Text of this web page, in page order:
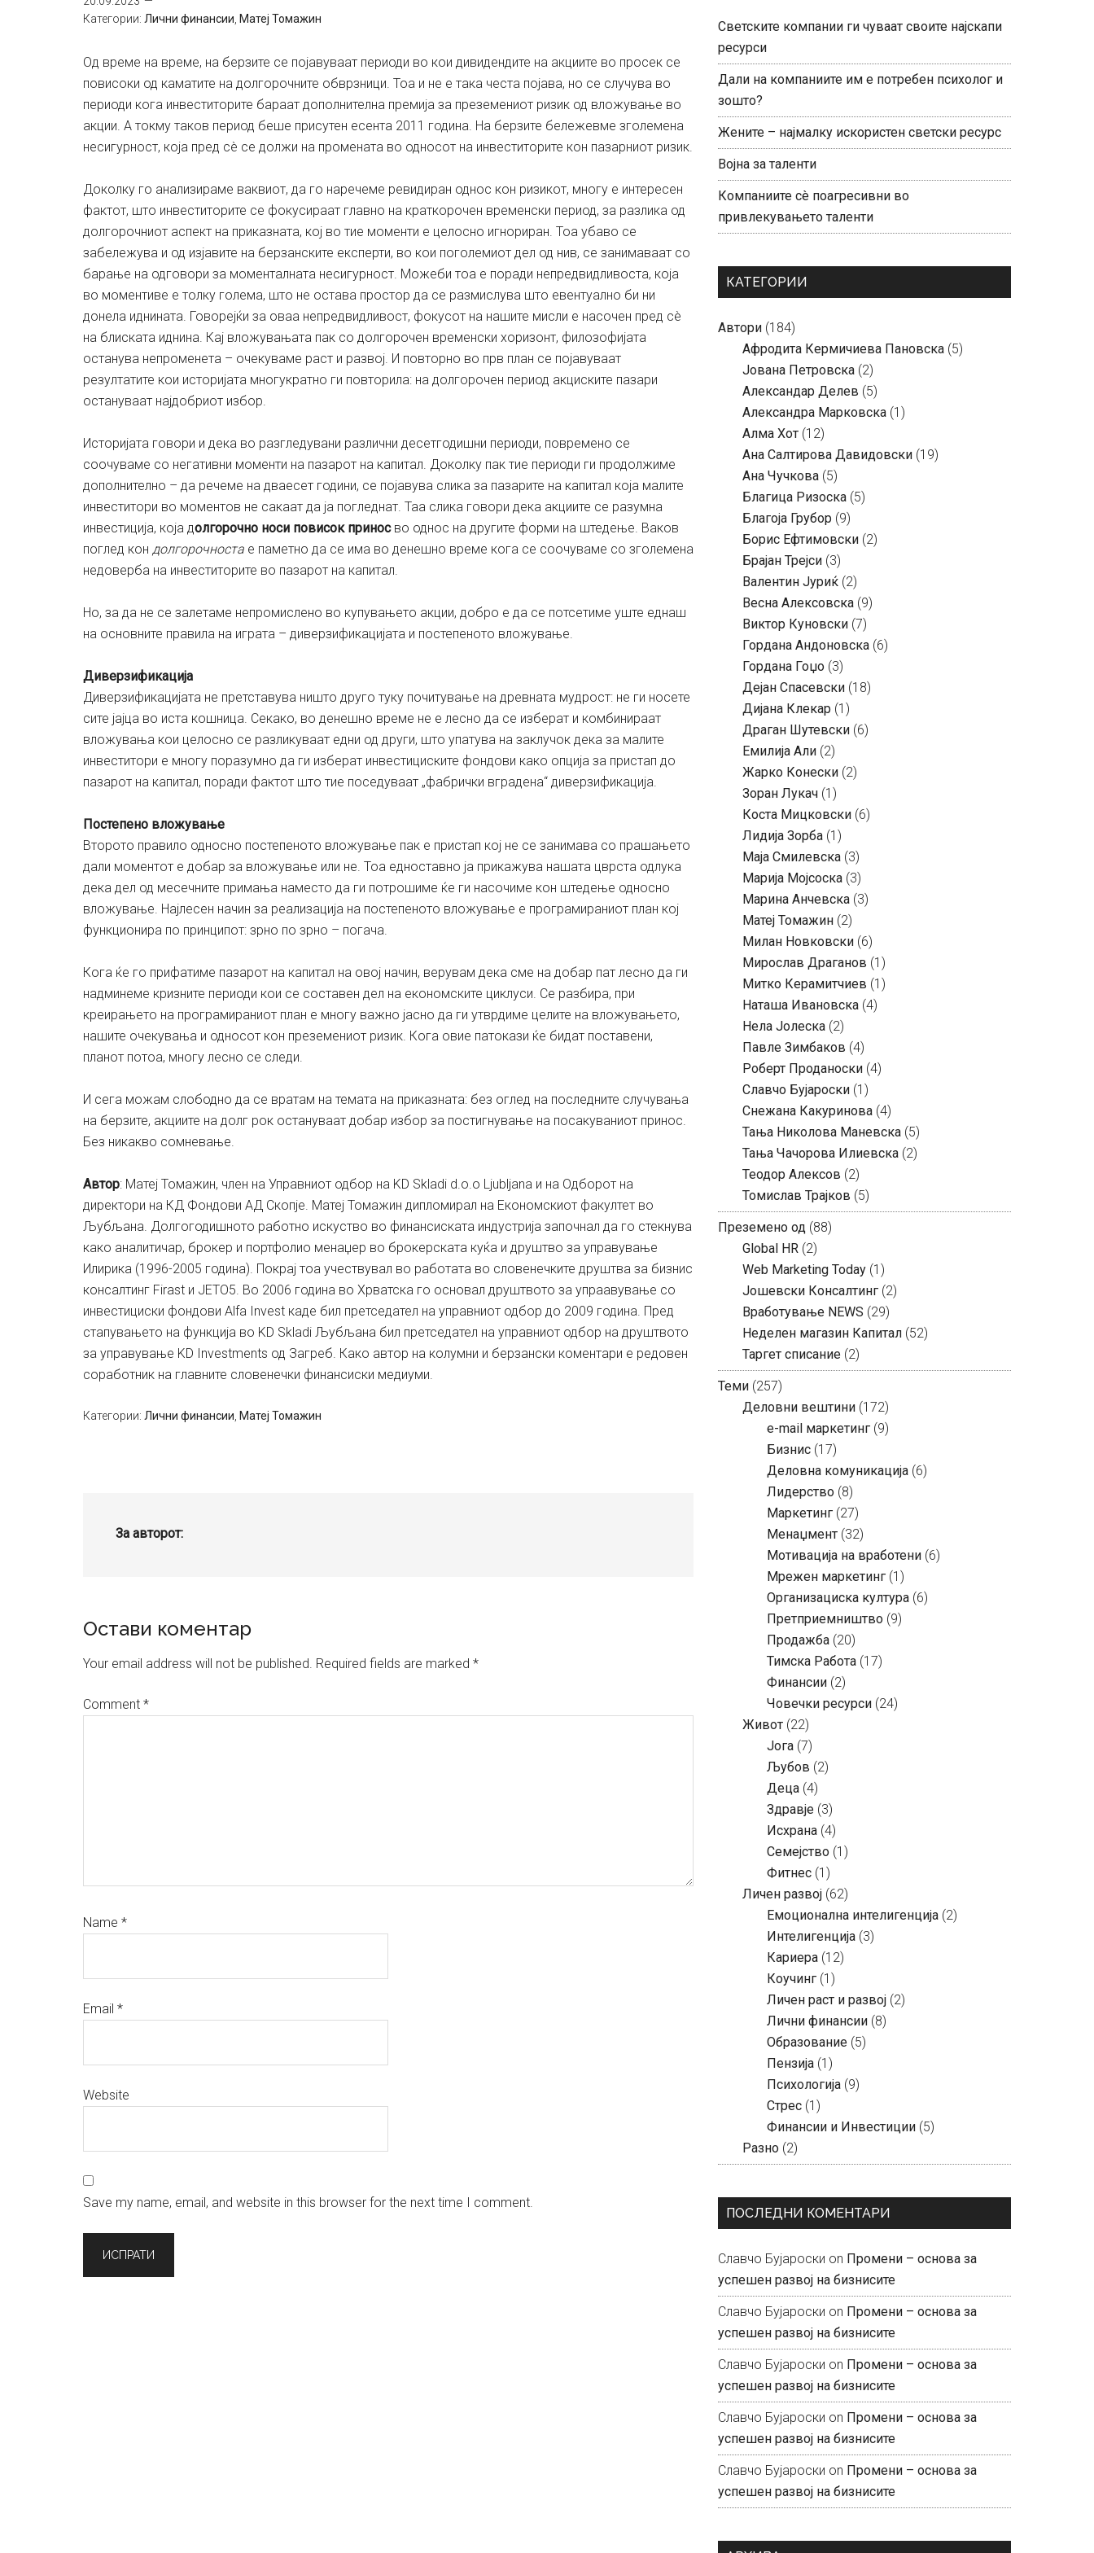
Категории: Лични финансии Матеј Томажин
Од време на време, на берзите се појавуваат периоди во кои дивидендите на акциите во просек се
повисоки од каматите на долгорочните обврзници. Тоа и не е така честа појава, но се случува во
периоди кога инвеститорите бараат дополнителна премија за преземениот ризик од вложување во
акции. А токму таков период беше присутен есента 2011 година. На берзите бележевме зголемена
несигурност, која пред сè се должи на промената во односот на инвеститорите кон пазарниот ризик.
Доколку го анализираме ваквиот, да го наречеме ревидиран однос кон ризикот, многу е интересен
фактот, што инвеститорите се фокусираат главно на краткорочен временски период, за разлика од
долгорочниот аспект на приказната, кој во тие моменти е целосно игнориран. Тоа убаво се
забележува и од изјавите на берзанските експерти, во кои поголемиот дел од нив, се занимаваат со
барање на одговори за моменталната несигурност. Можеби тоа е поради непредвидливоста, која
во моментиве е толку голема, што не остава простор да се размислува што евентуално би ни
донела иднината. Говорејќи за оваа непредвидливост, фокусот на нашите мисли е насочен пред сè
на блиската иднина. Кај вложувањата пак со долгорочен временски хоризонт, филозофијата
останува непроменета – очекуваме раст и развој. И повторно во прв план се појавуваат
резултатите кои историјата многукратно ги повторила: на долгорочен период акциските пазари
остануваат најдобриот избор.
Историјата говори и дека во разгледувани различни десетгодишни периоди, повремено се
соочуваме со негативни моменти на пазарот на капитал. Доколку пак тие периоди ги продолжиме
дополнително – да речеме на дваесет години, се појавува слика за пазарите на капитал која малите
инвеститори во моментов не сакаат да ја погледнат. Таа слика говори дека акциите се разумна
инвестиција, која долгорочно носи повисок приносво однос на другите форми на штедење. Ваков
поглед кон долгорочноста е паметно да се има во денешно време кога се соочуваме со зголемена
недоверба на инвеститорите во пазарот на капитал.
Но, за да не се залетаме непромислено во купувањето акции, добро е да се потсетиме уште еднаш
на основните правила на играта – диверзификацијата и постепеното вложување.
Диверзификација
Диверзификацијата не претставува ништо друго туку почитување на древната мудрост: не ги носете
сите јајца во иста кошница. Секако, во денешно време не е лесно да се изберат и комбинираат
вложувања кои целосно се разликуваат едни од други, што упатува на заклучок дека за малите
инвеститори е многу поразумно да ги изберат инвестициските фондови како опција за пристап до
пазарот на капитал, поради фактот што тие поседуваат „фабрички вградена“ диверзификација.
Постепено вложување
Второто правило односно постепеното вложување пак е пристап кој не се занимава со прашањето
дали моментот е добар за вложување или не. Тоа едноставно ја прикажува нашата цврста одлука
дека дел од месечните примања наместо да ги потрошиме ќе ги насочиме кон штедење односно
вложување. Најлесен начин за реализација на постепеното вложување е програмираниот план кој
функционира по принципот: зрно по зрно – погача.
Кога ќе го прифатиме пазарот на капитал на овој начин, верувам дека сме на добар пат лесно да ги
надминеме кризните периоди кои се составен дел на економските циклуси. Се разбира, при
креирањето на програмираниот план е многу важно јасно да ги утврдиме целите на вложувањето,
нашите очекувања и односот кон преземениот ризик. Кога овие патокази ќе бидат поставени,
планот потоа, многу лесно се следи.
И сега можам слободно да се вратам на темата на приказната: без оглед на последните случувања
на берзите, акциите на долг рок остануваат добар избор за постигнување на посакуваниот принос.
Без никакво сомневање.
Автор: Матеј Томажин, член на Управниот одбор на KD Skladi d.o.o Ljubljana и на Одборот на
директори на КД Фондови АД Скопје. Матеј Томажин дипломирал на Економскиот факултет во
Љубљана. Долгогодишното работно искуство во финансиската индустрија започнал да го стекнува
како аналитичар, брокер и портфолио менаџер во брокерската куќа и друштво за управување
Илирика (1996-2005 година). Покрај тоа учествувал во работата во словенечките друштва за бизнис
консалтинг Firast и JETO5. Во 2006 година во Хрватска го основал друштвото за упраавување со
инвестициски фондови Alfa Invest каде бил претседател на управниот одбор до 2009 година. Пред
стапувањето на функција во KD Skladi Љубљана бил претседател на управниот одбор на друштвото
за управување KD Investments од Загреб. Како автор на колумни и берзански коментари е редовен
соработник на главните словенечки финансиски медиуми.
Категории: Лични финансии Матеј Томажин
За авторот:
Reader
Interactions
Остави коментар
Your email address will not be published. Required fields are marked *
Comment *
Name *
Email *
Website
Save my name, email, and website in this browser for the next time I comment.
Светските компании ги чуваат своите најскапи
ресурси
Дали на компаниите им е потребен психолог и
зошто?
Жените – најмалку искористен светски ресурс
Војна за таленти
Компаниите сè поагресивни во
привлекувањето таленти
КАТЕГОРИИ
Автори (184)
Aфродита Кермичиева Пановска (5)
Јована Петровска (2)
Александар Делев (5)
Александра Марковска (1)
Алма Хот (12)
Ана Салтирова Давидовски (19)
Ана Чучкова (5)
Благица Ризоска (5)
Благоја Грубор (9)
Борис Ефтимовски (2)
Брајан Трејси (3)
Валентин Јуриќ (2)
Весна Алексовска (9)
Виктор Куновски (7)
Гордана Андоновска (6)
Гордана Гоџо (3)
Дејан Спасевски (18)
Дијана Клекар (1)
Драган Шутевски (6)
Емилија Али (2)
Жарко Конески (2)
Зоран Лукач (1)
Коста Мицковски (6)
Лидија Зорба (1)
Маја Смилевска (3)
Марија Мојсоска (3)
Марина Анчевска (3)
Матеј Томажин (2)
Милан Новковски (6)
Мирослав Драганов (1)
Митко Керамитчиев (1)
Наташа Ивановска (4)
Нела Јолеска (2)
Павле Зимбаков (4)
Роберт Проданоски (4)
Славчо Бујароски (1)
Снежана Какуринова (4)
Тања Николова Маневска (5)
Тања Чачорова Илиевска (2)
Теодор Алексов (2)
Томислав Трајков (5)
Преземено од (88)
Global HR (2)
Web Marketing Today (1)
Јошевски Консалтинг (2)
Вработување NEWS (29)
Неделен магазин Капитал (52)
Таргет списание (2)
Теми (257)
Деловни вештини (172)
e-mail маркетинг (9)
Бизнис (17)
Деловна комуникација (6)
Лидерство (8)
Маркетинг (27)
Менаџмент (32)
Мотивација на вработени (6)
Мрежен маркетинг (1)
Организациска култура (6)
Претприемништво (9)
Продажба (20)
Тимска Работа (17)
Финансии (2)
Човечки ресурси (24)
Живот (22)
Јога (7)
Љубов (2)
Деца (4)
Здравје (3)
Исхрана (4)
Семејство (1)
Фитнес (1)
Личен развој (62)
Емоционална интелигенција (2)
Интелигенција (3)
Кариера (12)
Коучинг (1)
Личен раст и развој (2)
Лични финансии (8)
Образование (5)
Пензија (1)
Психологија (9)
Стрес (1)
Финансии и Инвестиции (5)
Разно (2)
ПОСЛЕДНИ КОМЕНТАРИ
Славчо Бујароски on Промени – основа за
успешен развој на бизнисите
Славчо Бујароски on Промени – основа за
успешен развој на бизнисите
Славчо Бујароски on Промени – основа за
успешен развој на бизнисите
Славчо Бујароски on Промени – основа за
успешен развој на бизнисите
Славчо Бујароски on Промени – основа за
успешен развој на бизнисите